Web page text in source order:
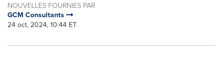
NOUVELLES FOURNIES PAR
GCM Consultants
24 oct, 2024, 10:44 ET